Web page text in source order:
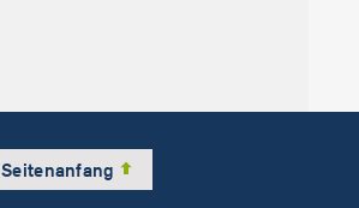
Seitenanfang